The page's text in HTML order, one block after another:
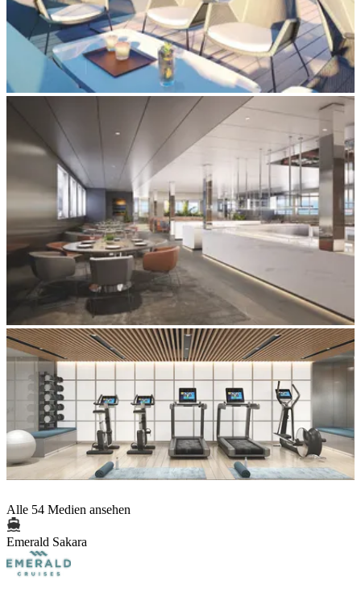
Alle 54 Medien ansehen
Emerald Sakara